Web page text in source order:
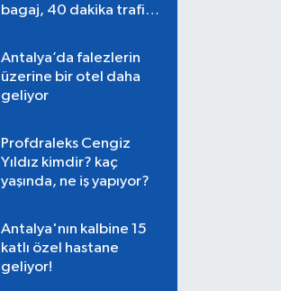
bagaj, 40 dakika trafik,
Antalya’da falezlerin
üzerine bir otel daha
geliyor
Profdraleks Cengiz
Yıldız kimdir? kaç
yaşında, ne iş yapıyor?
Antalya'nın kalbine 15
katlı özel hastane
geliyor!